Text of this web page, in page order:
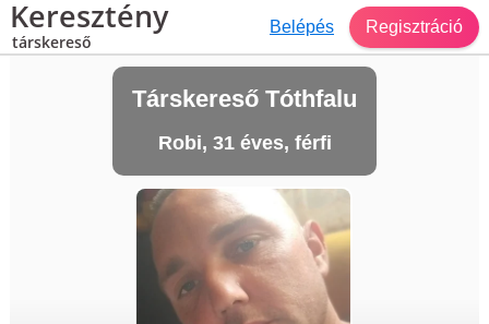
Keresztény
társkereső
Belépés Regisztráció
Társkereső Tóthfalu
Robi, 31 éves, férfi